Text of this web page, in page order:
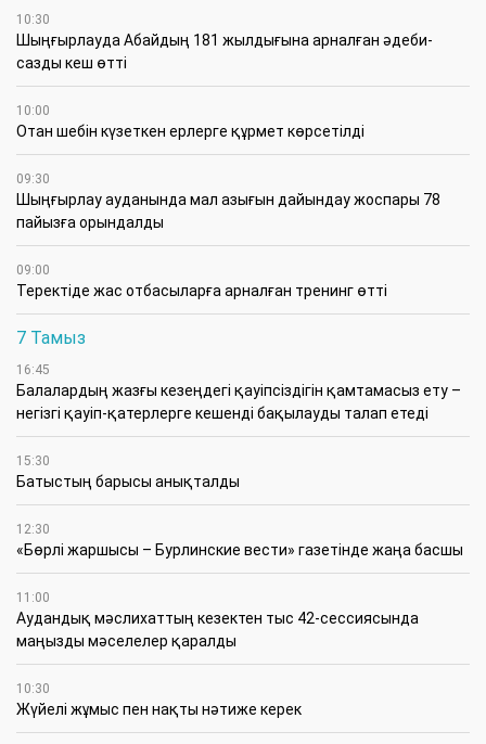
10:30
Шыңғырлауда Абайдың 181 жылдығына арналған әдеби-
сазды кеш өтті
10:00
Отан шебін күзеткен ерлерге құрмет көрсетілді
09:30
​Шыңғырлау ауданында мал азығын дайындау жоспары 78
пайызға орындалды
09:00
​Теректіде жас отбасыларға арналған тренинг өтті
7 Тамыз
16:45
Балалардың жазғы кезеңдегі қауіпсіздігін қамтамасыз ету –
негізгі қауіп-қатерлерге кешенді бақылауды талап етеді
15:30
Батыстың барысы анықталды
12:30
«Бөрлі жаршысы – Бурлинские вести» газетінде жаңа басшы
11:00
Аудандық мәслихаттың кезектен тыс 42-сессиясында
маңызды мәселелер қаралды
10:30
Жүйелі жұмыс пен нақты нәтиже керек